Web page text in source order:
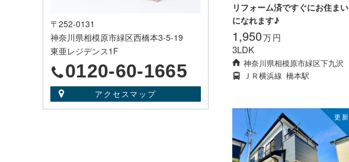
リフォーム済ですぐにお住まい
になれます♪
1,950万円
3LDK
神奈川県相模原市緑区下九沢
ＪＲ横浜線 橋本駅
〒252-0131
神奈川県相模原市緑区西橋本3-5-19
東亜レジデンス1F
0120-60-1665
アクセスマップ